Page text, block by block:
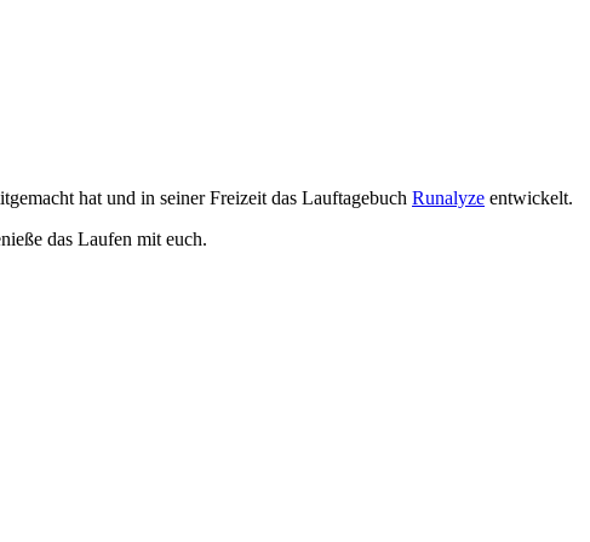
hat und in seiner Freizeit das Lauftagebuch Runalyze entwickelt.
das Laufen mit euch.